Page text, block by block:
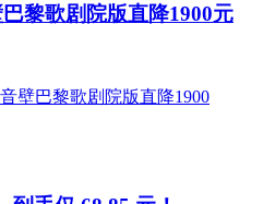
黎歌剧院版直降1900元